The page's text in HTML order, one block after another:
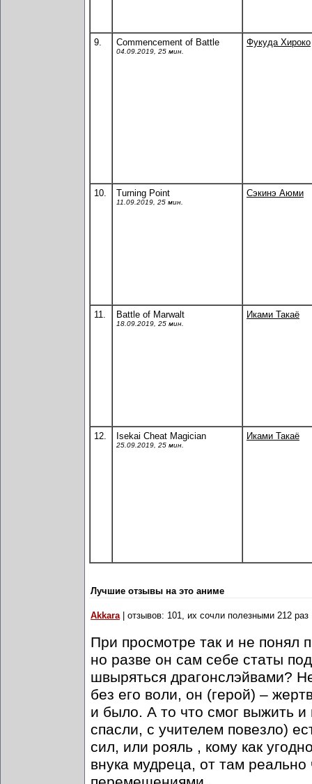
9. Commencement of Battle
04.09.2019, 25 мин.
Фукуда Хироко
10. Turning Point
11.09.2019, 25 мин.
Сэкинэ Аюми
11. Battle of Marwalt
18.09.2019, 25 мин.
Иками Такаё
12. Isekai Cheat Magician
25.09.2019, 25 мин.
Иками Такаё
Лучшие отзывы на это аниме
Akkara| отзывов: 101, их сочли полезными 212 раз
При просмотре так и не понял
но разве он сам себе статы
швыряться драгонслэйвами?
без его воли, он (герой) –
и было. А то что смог выжить и
спасли, с учителем повезло)
сил, или рояль , кому как
внука мудреца, от там